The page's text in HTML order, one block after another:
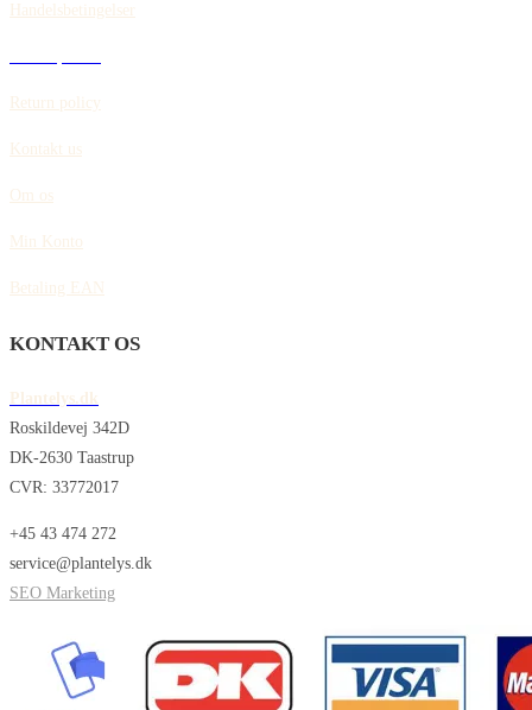
Handelsbetingelser
Return policy
Kontakt us
Om os
Min Konto
Betaling EAN
KONTAKT OS
Plantelys.dk
Roskildevej 342D
DK-2630 Taastrup
CVR: 33772017
+45 43 474 272
service@plantelys.dk
SEO Marketing